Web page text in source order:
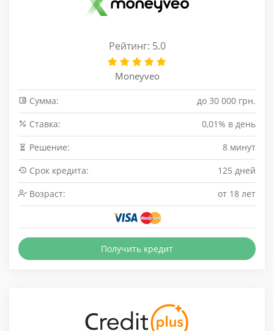
Рейтинг: 5.0
Moneyveo
Сумма:
до 30 000 грн.
Cтавка:
0,01% в день
Решение:
8 минут
Срок кредита:
125 дней
Возраст:
от 18 лет
Получить кредит